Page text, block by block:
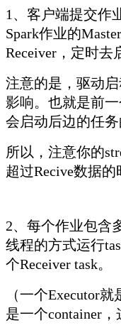
1、客户端提交作
Spark作业的
Receiver，定时去
注意的是，驱动
影响。也就是前
会启动后边的任务
所以，注意你的
超过Recive数据的
2、每个作业包含
线程的方式运行
个Receiver task。
（一个Executor
是一个container，